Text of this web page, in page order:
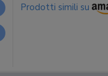
Prodotti simili su